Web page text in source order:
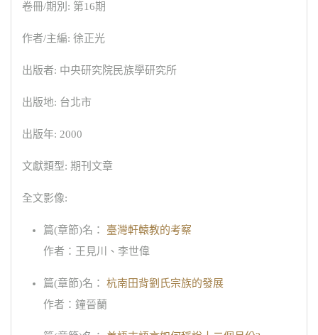
卷冊/期別: 第16期
作者/主編: 徐正光
出版者: 中央研究院民族學研究所
出版地: 台北市
出版年: 2000
文獻類型: 期刊文章
全文影像:
篇(章節)名：
臺灣軒轅教的考察
作者：王見川、李世偉
篇(章節)名：
杭南田背劉氏宗族的發展
作者：鐘晉蘭